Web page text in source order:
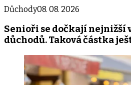
Důchody08. 08. 2026
Senioři se dočkají nejnižší
důchodů. Taková částka